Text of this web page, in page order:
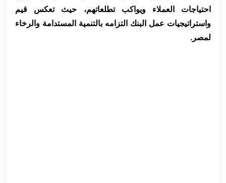
احتياجات العملاء ويواكب تطلعاتهم، حيث تعكس قيم
واستراتيجيات عمل البنك التزامه بالتنمية المستدامة والرخاء
لمصر.